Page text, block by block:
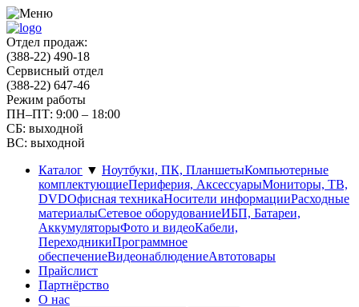
Отдел продаж:
(388-22) 490-18
Сервисный отдел
(388-22) 647-46
Режим работы
ПН–ПТ: 9:00 – 18:00
СБ: выходной
ВС: выходной
Каталог ▼ Ноутбуки, ПК, ПланшетыКомпьютерные
комплектующиеПериферия, АксессуарыМониторы, ТВ,
DVDОфисная техникаНосители информацииРасходные
материалыСетевое оборудованиеИБП, Батареи,
АккумуляторыФото и видеоКабели,
ПереходникиПрограммное
обеспечениеВидеонаблюдениеАвтотовары
Прайслист
Партнёрство
О нас